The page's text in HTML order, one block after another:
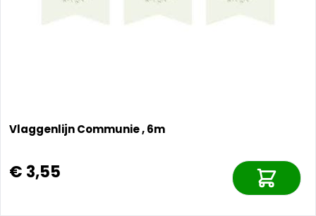
Vlaggenlijn Communie , 6m
€ 3,55